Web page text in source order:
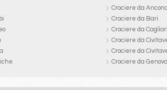
Crociere da
Crociere da Bari
Crociere da Cagliari
Crociere da
Crociere da
Crociere da Genova